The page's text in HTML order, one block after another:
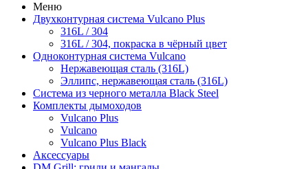
Меню
Двухконтурная система Vulcano Plus
316L / 304
316L / 304, покраска в чёрный цвет
Одноконтурная система Vulcano
Нержавеющая сталь (316L)
Эллипс, нержавеющая сталь (316L)
Система из черного металла Black Steel
Комплекты дымоходов
Vulcano Plus
Vulcano
Vulcano Plus Black
Аксессуары